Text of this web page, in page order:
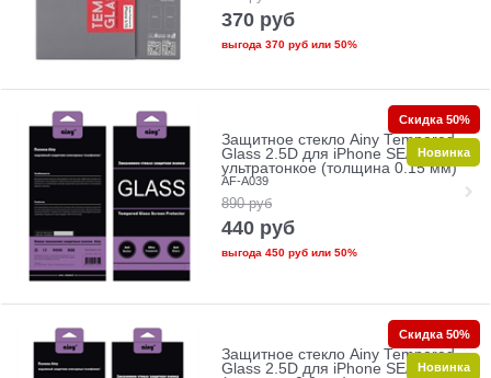
370 руб
выгода 370 рубили 50%
Защитное стекло Ainy Tempered
Glass 2.5D для iPhone SE/5/5c/5s
ультратонкое (толщина 0.15 мм)
AF-A039
890 руб
440 руб
выгода 450 рубили 50%
Скидка 50%
Новинка
Защитное стекло Ainy Tempered
Glass 2.5D для iPhone SE/5/5c/5s
Скидка 50%
Новинка